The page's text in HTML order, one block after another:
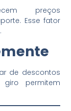
preços
Esse fator
de descontos
permitem